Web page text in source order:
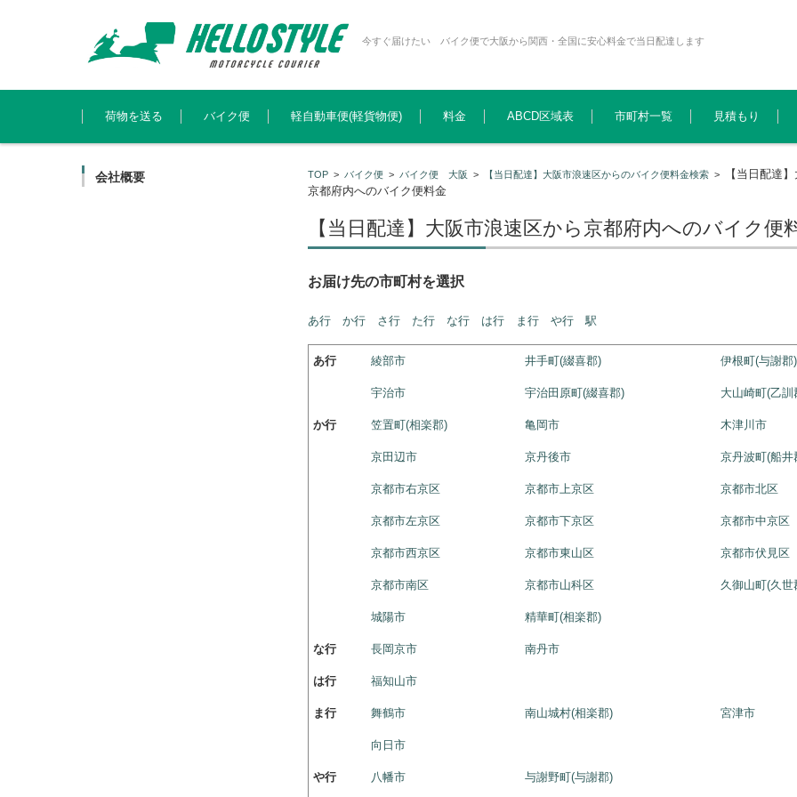
今すぐ届けたい バイク便で大阪から関西・全国に安心料金で当日配達します
コンテンツに移動
荷物を送る
バイク便 軽自動車便(軽貨物便) 料金 ABCD区域表 市町村一覧 見積もり
TOP > バイク便 > バイク便 大阪 > 【当日配達】大阪市浪速区からのバイク便料金検索 >
【当日配達
京都府内へのバイク便料金
【当日配達】大阪市浪速区から京都府内へのバイク便
お届け先の市町村を選択
あ行 か行 さ行 た行 な行 は行 ま行 や行 駅
あ行 綾部市 井手町(綴喜郡) 伊根町(与謝郡)
宇治市 宇治田原町(綴喜郡) 大山崎町(乙訓
か行 笠置町(相楽郡) 亀岡市 木津川市
京田辺市 京丹後市 京丹波町(船井
京都市右京区 京都市上京区 京都市北区
京都市左京区 京都市下京区 京都市中京区
京都市西京区 京都市東山区 京都市伏見区
京都市南区 京都市山科区 久御山町(久世
城陽市 精華町(相楽郡)
な行 長岡京市 南丹市
は行 福知山市
ま行 舞鶴市 南山城村(相楽郡) 宮津市
向日市
や行 八幡市 与謝野町(与謝郡)
会社概要